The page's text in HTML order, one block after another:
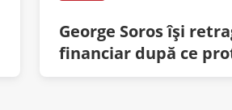
George Soros îşi
financiar după ce
au greşit complet